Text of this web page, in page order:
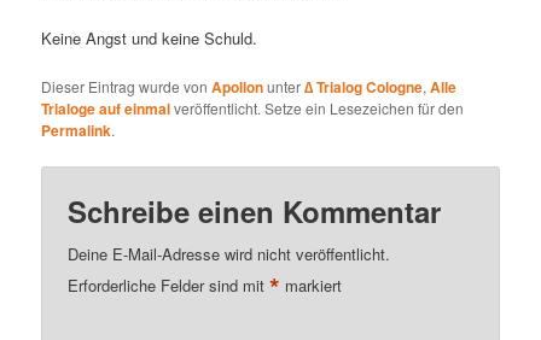
Keine Angst und keine Schuld.
Dieser Eintrag wurde vonApollonunter∆ Trialog Cologne,Alle
Trialoge auf einmalveröffentlicht. Setze ein Lesezeichen für den
Permalink.
Schreibe einen Kommentar
Deine E-Mail-Adresse wird nicht veröffentlicht.
Erforderliche Felder sind mit* markiert